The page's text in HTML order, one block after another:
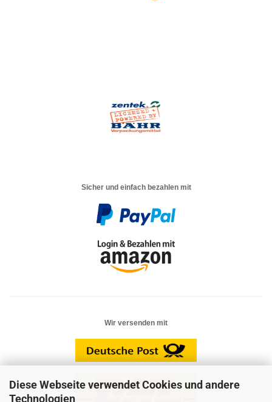
Diese Webseite verwendet Cookies und andere
Technologien
Sicher und einfach bezahlen mit
Wir versenden mit